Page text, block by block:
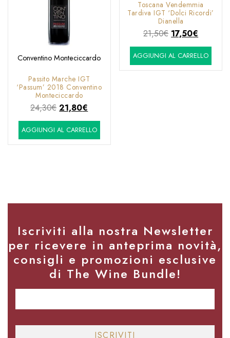
Conventino Monteciccardo
Passito Marche IGT
‘Passum’ 2018 Conventino
Monteciccardo
24,30€ Il
prezzo
originale
era:
21,80€
prezzo
attuale
è:
AGGIUNGI AL CARRELLO
Toscana Vendemmia
Tardiva IGT ‘Dolci Ricordi’
Dianella
21,50€ Il
prezzo
originale
era:
17,50€
prezzo
attuale
è:
AGGIUNGI AL CARRELLO
Iscriviti alla nostra Newsletter
per ricevere in anteprima novità,
consigli e promozioni esclusive
di The Wine Bundle!